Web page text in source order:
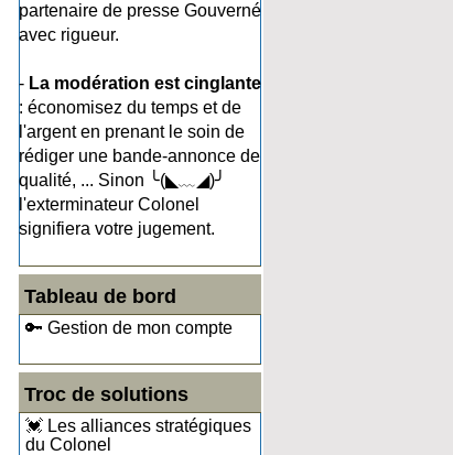
partenaire de presse Gouverné
avec rigueur.
- La modération est cinglante
: économisez du temps et de
l'argent en prenant le soin de
rédiger une bande-annonce de
qualité, ... Sinon ╰(◣﹏◢)╯
l'exterminateur Colonel
signifiera votre jugement.
Tableau de bord
🔑 Gestion de mon compte
Troc de solutions
💓 Les alliances stratégiques
du Colonel